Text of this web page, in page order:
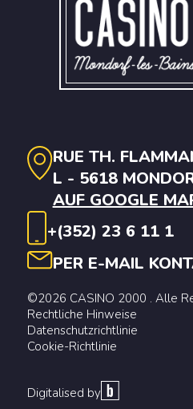
RUE TH.
L - 5618
AUF GOOGLE
+(352) 23 6 11 1
PER E-MAIL
©2026 CASINO 2000 . Alle
Rechtliche Hinweise
Datenschutzrichtlinie
Cookie-Richtlinie
Digitalised by